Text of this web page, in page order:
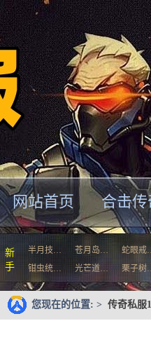
网站首页 合击传
新
手
半月技… 苍月岛… 蛇眼戒
钳虫统…
光芒道… 栗子树
您现在的位置: > 传奇私服